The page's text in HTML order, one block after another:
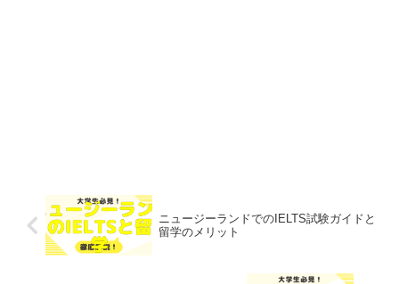
ニュージーランドでのIELTS試験ガイドと
留学のメリット